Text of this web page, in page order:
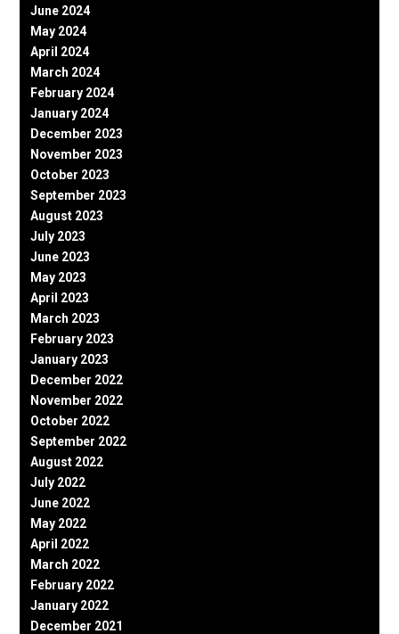
June 2024
May 2024
April 2024
March 2024
February 2024
January 2024
December 2023
November 2023
October 2023
September 2023
August 2023
July 2023
June 2023
May 2023
April 2023
March 2023
February 2023
January 2023
December 2022
November 2022
October 2022
September 2022
August 2022
July 2022
June 2022
May 2022
April 2022
March 2022
February 2022
January 2022
December 2021